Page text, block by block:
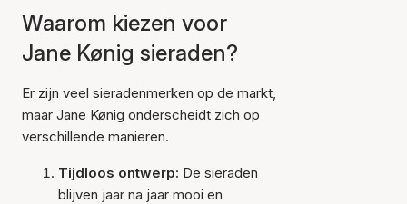
Waarom kiezen voor
Jane Kønig sieraden?
Er zijn veel sieradenmerken op de markt,
maar Jane Kønig onderscheidt zich op
verschillende manieren.
Tijdloos ontwerp: De sieraden
blijven jaar na jaar mooi en